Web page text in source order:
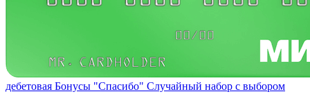
дебетовая Бонусы "Спасибо" Случайный набор с выбором